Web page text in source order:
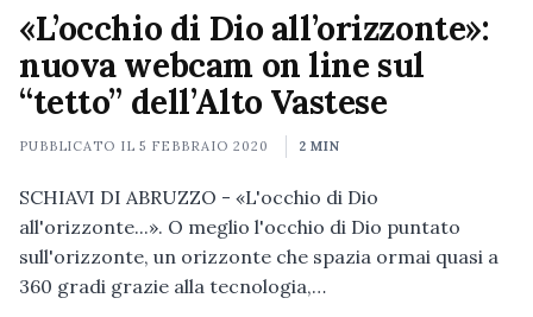
«L’occhio di Dio all’orizzonte»:
nuova webcam on line sul
“tetto” dell’Alto Vastese
PUBBLICATO IL5 FEBBRAIO 2020 2 MIN
SCHIAVI DI ABRUZZO - «L'occhio di Dio
all'orizzonte...». O meglio l'occhio di Dio puntato
sull'orizzonte, un orizzonte che spazia ormai quasi a
360 gradi grazie alla tecnologia,…